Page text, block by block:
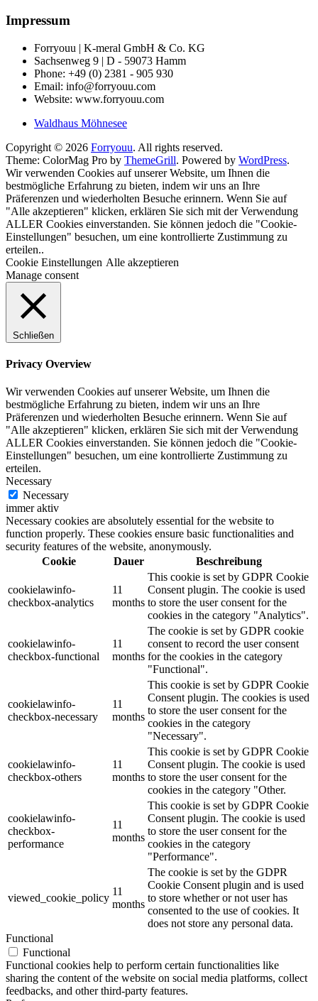
Impressum
Forryouu | K-meral GmbH & Co. KG
Sachsenweg 9 | D - 59073 Hamm
Phone: +49 (0) 2381 - 905 930
Email: info@forryouu.com
Website: www.forryouu.com
Waldhaus Möhnesee
Copyright © 2026 Forryouu. All rights reserved.
Theme: ColorMag Pro by ThemeGrill. Powered by WordPress.
Wir verwenden Cookies auf unserer Website, um Ihnen die
bestmögliche Erfahrung zu bieten, indem wir uns an Ihre
Präferenzen und wiederholten Besuche erinnern. Wenn Sie auf
"Alle akzeptieren" klicken, erklären Sie sich mit der Verwendung
ALLER Cookies einverstanden. Sie können jedoch die "Cookie-
Einstellungen" besuchen, um eine kontrollierte Zustimmung zu
erteilen..
Cookie Einstellungen Alle akzeptieren
Manage consent
Schließen
Privacy Overview
Wir verwenden Cookies auf unserer Website, um Ihnen die
bestmögliche Erfahrung zu bieten, indem wir uns an Ihre
Präferenzen und wiederholten Besuche erinnern. Wenn Sie auf
"Alle akzeptieren" klicken, erklären Sie sich mit der Verwendung
ALLER Cookies einverstanden. Sie können jedoch die "Cookie-
Einstellungen" besuchen, um eine kontrollierte Zustimmung zu
erteilen.
Necessary
Necessary
immer aktiv
Necessary cookies are absolutely essential for the website to
function properly. These cookies ensure basic functionalities and
security features of the website, anonymously.
Cookie
Dauer Beschreibung
cookielawinfo-
checkbox-analytics
11
months
This cookie is set by GDPR Cookie
Consent plugin. The cookie is used
to store the user consent for the
cookies in the category "Analytics".
cookielawinfo-
checkbox-functional
11
months
The cookie is set by GDPR cookie
consent to record the user consent
for the cookies in the category
"Functional".
cookielawinfo-
checkbox-necessary
11
months
This cookie is set by GDPR Cookie
Consent plugin. The cookies is used
to store the user consent for the
cookies in the category
"Necessary".
cookielawinfo-
checkbox-others
11
months
This cookie is set by GDPR Cookie
Consent plugin. The cookie is used
to store the user consent for the
cookies in the category "Other.
cookielawinfo-
checkbox-
performance
11
months
This cookie is set by GDPR Cookie
Consent plugin. The cookie is used
to store the user consent for the
cookies in the category
"Performance".
viewed_cookie_policy
11
months
The cookie is set by the GDPR
Cookie Consent plugin and is used
to store whether or not user has
consented to the use of cookies. It
does not store any personal data.
Functional
Functional
Functional cookies help to perform certain functionalities like
sharing the content of the website on social media platforms, collect
feedbacks, and other third-party features.